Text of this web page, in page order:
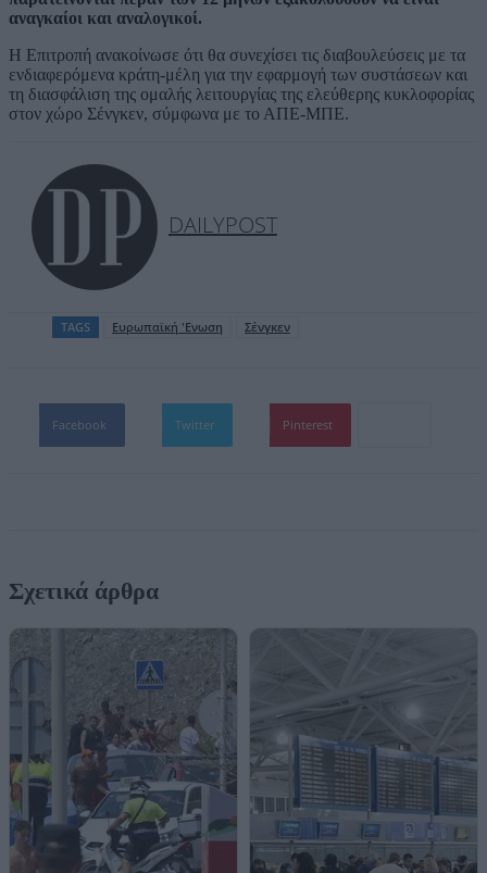
αναγκαίοι και αναλογικοί.
Η Επιτροπή ανακοίνωσε ότι θα συνεχίσει τις διαβουλεύσεις με τα
ενδιαφερόμενα κράτη-μέλη για την εφαρμογή των συστάσεων και
τη διασφάλιση της ομαλής λειτουργίας της ελεύθερης κυκλοφορίας
στον χώρο Σένγκεν, σύμφωνα με το ΑΠΕ-ΜΠΕ.
DAILYPOST
TAGS Ευρωπαϊκή 'Ενωση Σένγκεν
Facebook Twitter Pinterest
Σχετικά άρθρα